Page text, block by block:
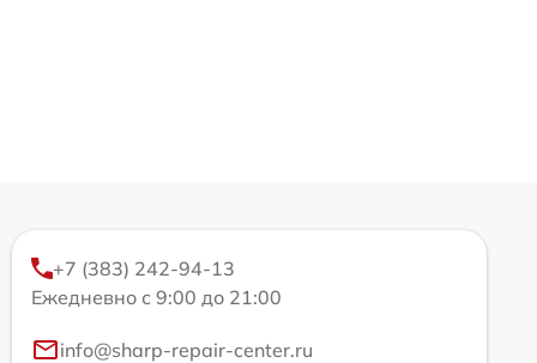
+7 (383) 242-94-13
Ежедневно с 9:00 до 21:00
info@sharp-repair-center.ru